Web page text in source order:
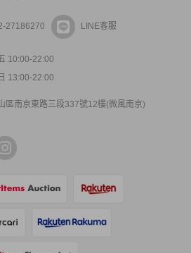
27186270 LINE客服
10:00-22:00
13:00-22:00
區南京東路三段337號12樓(微風南京)